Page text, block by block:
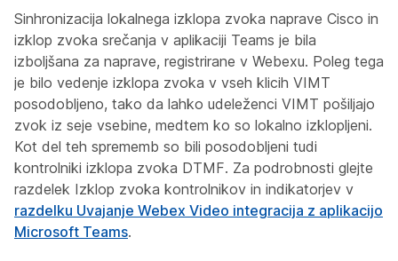
Sinhronizacija lokalnega izklopa zvoka naprave Cisco in
izklop zvoka srečanja v aplikaciji Teams je bila
izboljšana za naprave, registrirane v Webexu. Poleg tega
je bilo vedenje izklopa zvoka v vseh klicih VIMT
posodobljeno, tako da lahko udeleženci VIMT pošiljajo
zvok iz seje vsebine, medtem ko so lokalno izklopljeni.
Kot del teh sprememb so bili posodobljeni tudi
kontrolniki izklopa zvoka DTMF. Za podrobnosti glejte
razdelek Izklop zvoka kontrolnikov in indikatorjev v
razdelku Uvajanje Webex Video integracija z aplikacijo
Microsoft Teams.